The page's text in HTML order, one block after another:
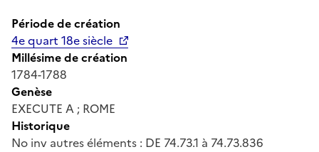
Période de création
4e quart 18e siècle
Millésime de création
1784-1788
Genèse
EXECUTE A ; ROME
Historique
No inv autres éléments : DE 74.73.1 à 74.73.836